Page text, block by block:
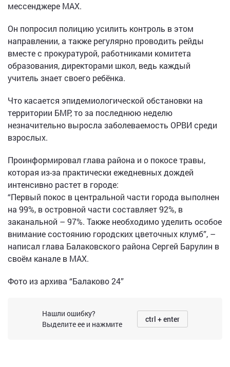
мессенджере МАХ.
Он попросил полицию усилить контроль в этом
направлении, а также регулярно проводить рейды
вместе с прокуратурой, работниками комитета
образования, директорами школ, ведь каждый
учитель знает своего ребёнка.
Что касается эпидемиологической обстановки на
территории БМР, то за последнюю неделю
незначительно выросла заболеваемость ОРВИ среди
взрослых.
Проинформировал глава района и о покосе травы,
которая из-за практически ежедневных дождей
интенсивно растет в городе:
“Первый покос в центральной части города выполнен
на 99%, в островной части составляет 92%, в
заканальной – 97%. Также необходимо уделить особое
внимание состоянию городских цветочных клумб”, –
написал глава Балаковского района Сергей Барулин в
своём канале в МАХ.
Фото из архива “Балаково 24”
Нашли ошибку?
Выделите ее и нажмите
ctrl + enter